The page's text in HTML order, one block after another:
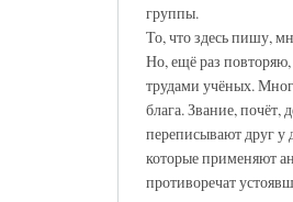
группы.
То, что здесь пишу,
Но, ещё раз повторяю,
трудами учёных.
блага. Звание, почёт,
переписывают друг у
которые применяют
противоречат